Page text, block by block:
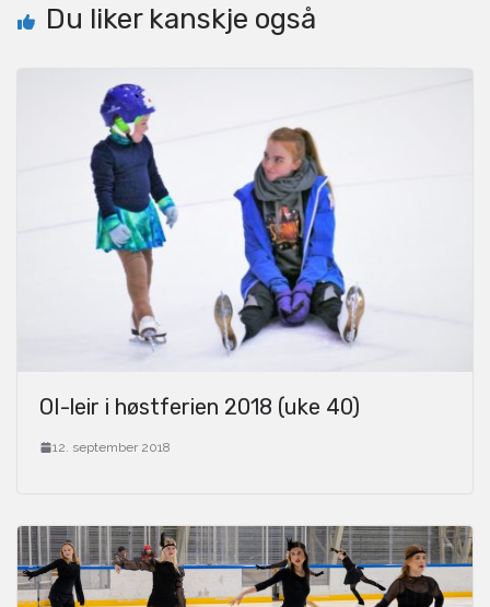
Du liker kanskje også
OI-leir i høstferien 2018 (uke 40)
12. september 2018